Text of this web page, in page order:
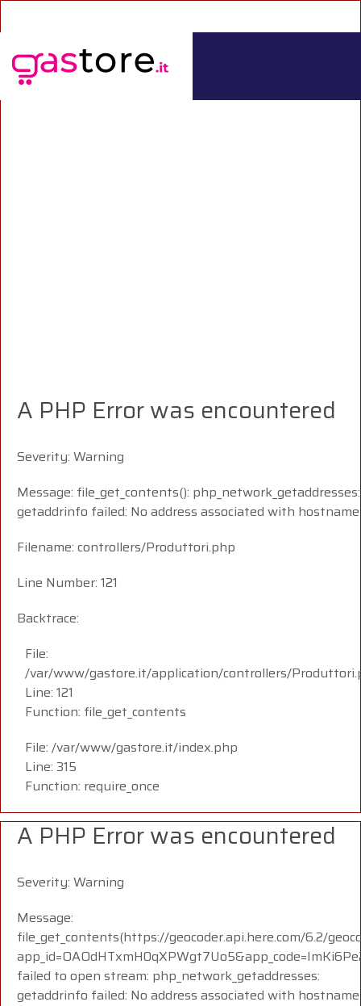
A PHP Error was encountered
Severity: Warning
Message: file_get_contents(): php_network_getaddresses:
getaddrinfo failed: No address associated with hostname
Filename: controllers/Produttori.php
Line Number: 121
Backtrace:
File:
/var/www/gastore.it/application/controllers/
Line: 121
Function: file_get_contents
File: /var/www/gastore.it/index.php
Line: 315
Function: require_once
A PHP Error was encountered
Severity: Warning
Message:
file_get_contents(https://geocoder.api.here.com/6.2/
failed to open stream: php_network_getaddresses:
getaddrinfo failed: No address associated with hostname